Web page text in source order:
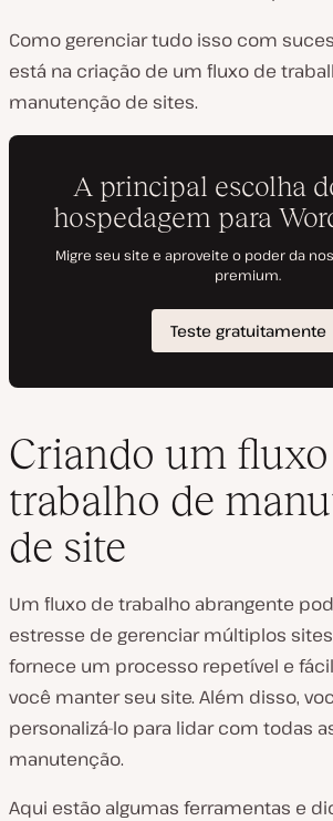
Como gerenciar tudo isso com
está na criação de um fluxo de
manutenção de sites.
Criando um
trabalho de
de site
Um fluxo de trabalho abrangente
estresse de gerenciar múltiplos sites
fornece um processo repetível e
você manter seu site. Além disso,
personalizá-lo para lidar com todas
manutenção.
Aqui estão algumas ferramentas e